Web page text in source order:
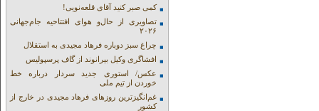
کمی صبر کنید آقای قلعه‌نویی!
تصاویری از حال‌و هوای افتتاحیه جام‌جهانی
۲۰۲۶
چراغ سبز دوباره فرهاد مجیدی به استقلال
افشاگری وکیل بیرانوند از گاف‌ پرسپولیس
عکس/ استوری جدید سردار درباره خط
خوردن از تیم ملی
غم‌انگیزترین روزهای فرهاد مجیدی در خارج از
کشور